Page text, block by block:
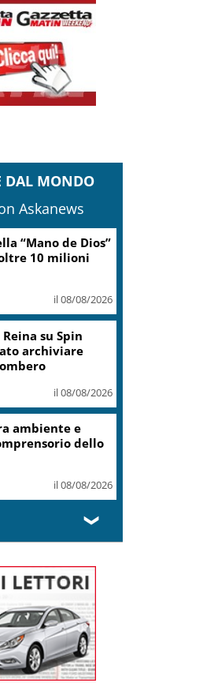
DAL MONDO
Askanews
flussi
la dignità
il 08/08/2026
rinnovato
di lavoro,
il 08/08/2026
Oltrepo Terra di
a Voghera
il 08/08/2026
❯